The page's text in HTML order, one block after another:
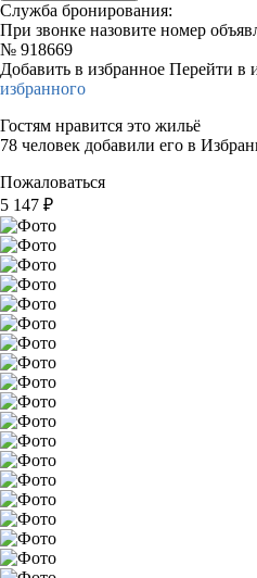
Служба бронирования:
При звонке назовите номер
№ 918669
Добавить в избранное Перейти в
избранного
Гостям нравится это жильё
78 человек добавили его в
Пожаловаться
5 147 ₽